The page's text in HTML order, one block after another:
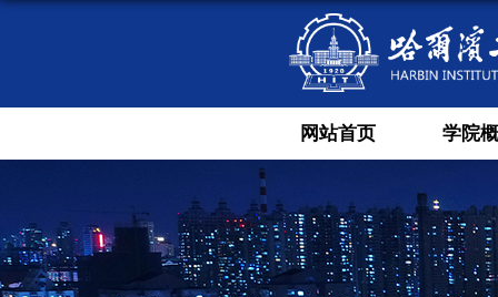
网站首页 学院